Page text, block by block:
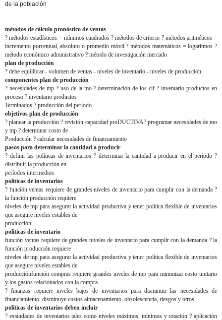
de la población
métodos de cálculo pronóstico de ventas
? métodos estadísticos = mínimos cuadrados ? métodos de criterio ? métodos aritméticos =
incremento porcentual, absoluto o promedio móvil ? métodos matemáticos = logaritmos ?
método económico administrativo ? método de investigación mercado
plan de producción
? debe equilibrar - volumen de ventas - niveles de inventario - niveles de producción
componentes plan de producción
? necesidades de mp ? uso de la mo ? determinación de los cif ? inventario productos en
proceso ? inventario productos
Terminados ? producción del período
objetivos plan de producción
? planear la producción ? revisión capacidad proDUCTIVA? programar necesidades de mo
y mp ? determinar costo de
Producción ? calcular necesidades de financiamiento
pasos para determinar la cantidad a producir
? definir las políticas de inventarios ? determinar la cantidad a producir en el período ?
distribuir la producción en
períodos intermedios
políticas de inventarios
? función ventas requiere de grandes niveles de inventario para cumplir con la demanda ?
la función producción requiere
niveles de mp para asegurar la actividad productiva y tener política flexible de inventarios
que asegure niveles estables de
producción
politicas de inventario
función ventas requiere de grandes niveles de inventario para cumplir con la demanda ? la
función producción requiere
niveles de mp para asegurar la actividad productiva y tener política flexible de inventarios
que asegure niveles estables de
producciónfunción compras requiere grandes niveles de mp para minimizar costo unitario
y los gastos relacionados con la compra.
? finanzas requiere niveles bajos de inventarios para disminuir las necesidades de
financiamiento. disminuye costos almacenamiento, obsolescencia, riesgos y otros.
políticas de inventarios deben incluir
? estándades de inventarios tales como niveles máximos, mínimos y rotación ? aplicación